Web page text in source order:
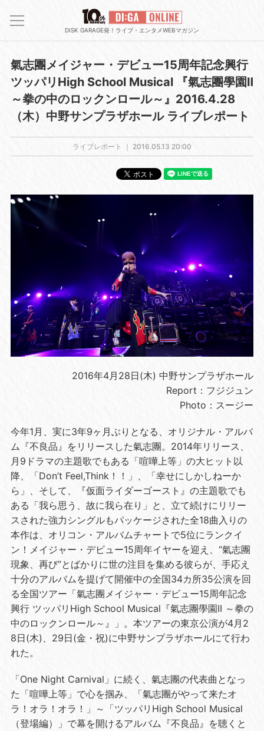
DISK GARAGE発！ライブ・エンタメWEBマガジン
氣志團メイジャー・デビュー15周年記念興行
ツッパリHigh School Musical 『氣志團學園Ⅱ
～拳の中のロックンロール～』2016.4.28
（木）中野サンプラザホール ライブレポート
ライブレポート ｜ 2016.05.13 20:00
2016年4月28日(木) 中野サンプラザホール
Report：フジジュン
Photo：スージー
今年1月、実に3年9ヶ月ぶりとなる、オリジナル・アルバ
ム『不良品』をリリースした氣志團。2014年リリース、
月9ドラマの主題歌でもある「喧嘩上等」の大ヒット以
降、「Don’t Feel,Think！！」、「幸せにしかしねーか
ら」、そして、『仮面ライダーゴースト』の主題歌でも
ある「我ら思う、故に我ら在り」と、立て続けにリリー
スされた強力シングルもパッケージされた全18曲入りの
本作は、オリコン・アルバムチャートで5位にランクイ
ン！メイジャー・デビュー15周年イヤーを迎え、“氣志團
現象、再び”とばかりに世の注目を集める彼らが、手応え
十分のアルバムを提げて開催中の全国34カ所35公演を回
る全国ツアー「氣志團メイジャー・デビュー15周年記念
興行 ツッパリHigh School Musical『氣志團學園II ～拳の
中のロックンロール～』」。本ツアーの東京公演が4月2
8日(木)、29日(金・祝)に中野サンプラザホールにて行わ
れた。
「One Night Carnival」に続く、氣志團の代表曲となっ
た「喧嘩上等」で心を掴み、「氣志團がやって来たオ
ラ！オラ！オラ！」～「ツッパリHigh School Musical
（登場編）」で幕を開けるアルバム『不良品』を聴くと